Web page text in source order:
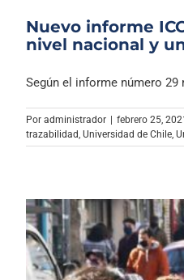
Nuevo informe
nivel nacional y
Según el informe número 29
Por administrador | febrero 25,
trazabilidad Universidad de Chile